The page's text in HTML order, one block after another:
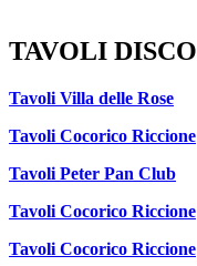
TAVOLI DISCO
Tavoli Villa delle Rose
Tavoli Cocorico Riccione
Tavoli Peter Pan Club
Tavoli Cocorico Riccione
Tavoli Cocorico Riccione